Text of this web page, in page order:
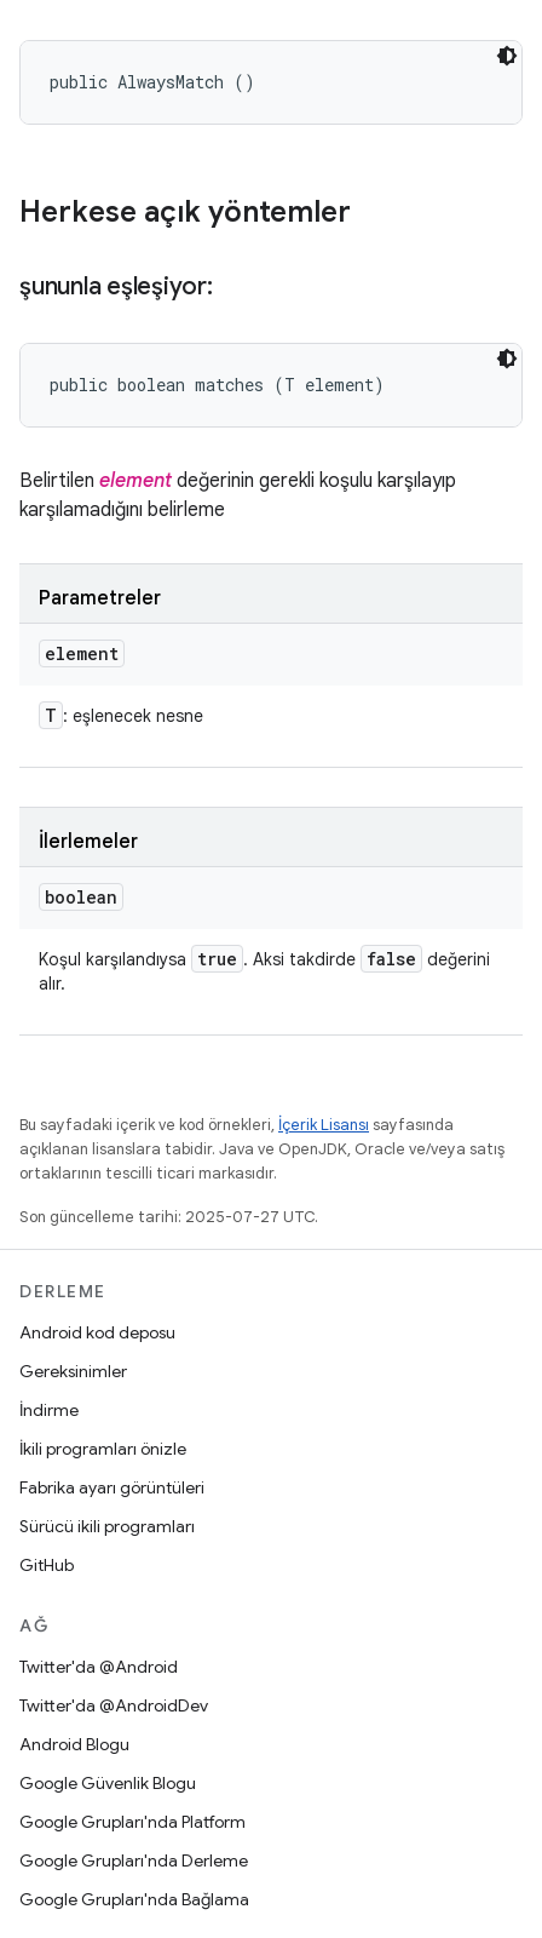
public AlwaysMatch ()
Herkese açık yöntemler
şununla eşleşiyor:
public boolean matches (T element)
Belirtilen elementdeğerinin gerekli koşulu karşılayıp
karşılamadığını belirleme
Parametreler
element
T : eşlenecek nesne
İlerlemeler
boolean
Koşul karşılandıysa true . Aksi takdirde false değerini
alır.
Bu sayfadaki içerik ve kod örnekleri, İçerik Lisansı sayfasında
açıklanan lisanslara tabidir. Java ve OpenJDK, Oracle ve/veya satış
ortaklarının tescilli ticari markasıdır.
Son güncelleme tarihi: 2025-07-27 UTC.
DERLEME
Android kod deposu
Gereksinimler
İndirme
İkili programları önizle
Fabrika ayarı görüntüleri
Sürücü ikili programları
GitHub
AĞ
Twitter'da @Android
Twitter'da @AndroidDev
Android Blogu
Google Güvenlik Blogu
Google Grupları'nda Platform
Google Grupları'nda Derleme
Google Grupları'nda Bağlama